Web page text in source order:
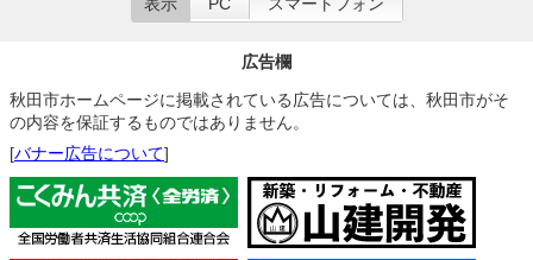
表示 PC スマートフォン
広告欄
秋田市ホームページに掲載されている広告については、秋田市がそ
の内容を保証するものではありません。
[バナー広告について]